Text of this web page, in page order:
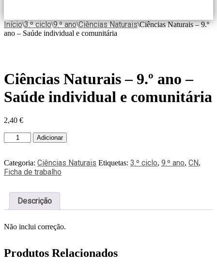
Início\3.º ciclo\9.º ano\Ciências Naturais\Ciências Naturais – 9.º
ano – Saúde individual e comunitária
Ciências Naturais – 9.º ano –
Saúde individual e comunitária
2,40 €
Adicionar
Categoria: Ciências Naturais Etiquetas: 3.º ciclo, 9.º ano, CN,
Ficha de trabalho
Descrição
Não inclui correção.
Produtos Relacionados